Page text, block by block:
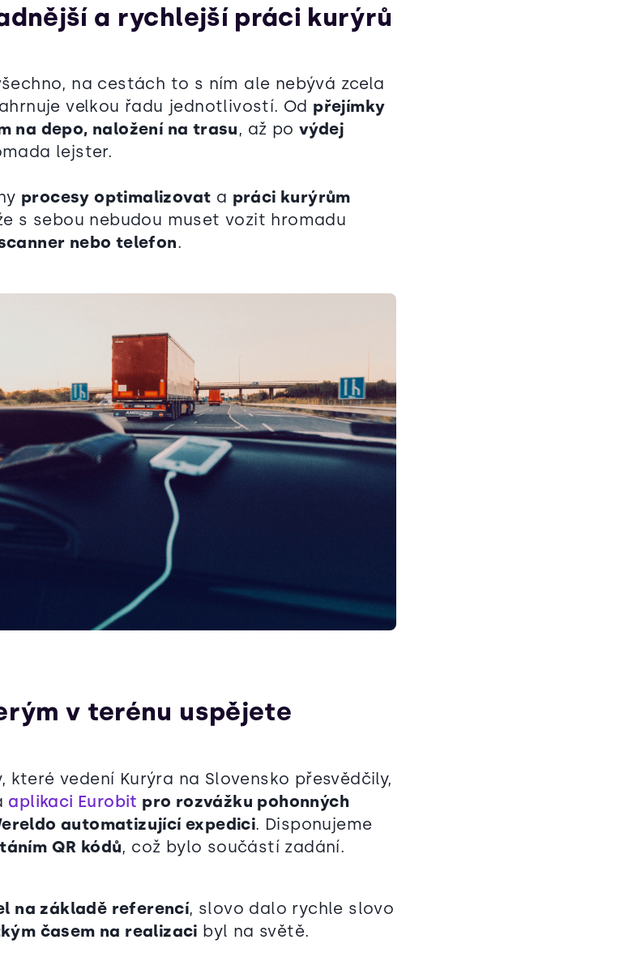
a rychlejší práci kurýrů
na cestách to s ním ale nebývá zcela
velkou řadu jednotlivostí. Od přejímky
na depo, naložení na trasu, až povýdej
lejster.
procesy optimalizovat a práci kurýrům
s sebou nebudou muset vozit hromadu
nebo telefon.
v terénu uspějete
které vedení Kurýra na Slovensko přesvědčily,
aplikaci Eurobit pro rozvážku pohonných
automatizující expedici. Disponujeme
QR kódů, což bylo součástí zadání.
na základě referencí, slovo dalo rychle slovo
časem na realizaci byl na světě.